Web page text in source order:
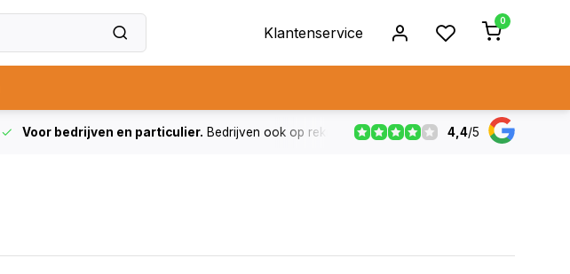
Klantenservice
0
Voor bedrijven en particulier. Bedrijven ook op rekening De voorraad die
4,4/5